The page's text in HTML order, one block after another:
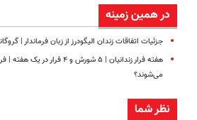
در همین زمینه
جزئیات اتفاقات زندان الیگودرز از زبان فرماندار |
هفته فرار زندانیان | ۵ شورش و ۴
می‌شوند؟
نظر شما